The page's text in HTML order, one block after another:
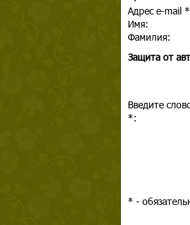
Адрес e-mail *
Имя:
Фамилия:
Защита от
Введите
*:
* -